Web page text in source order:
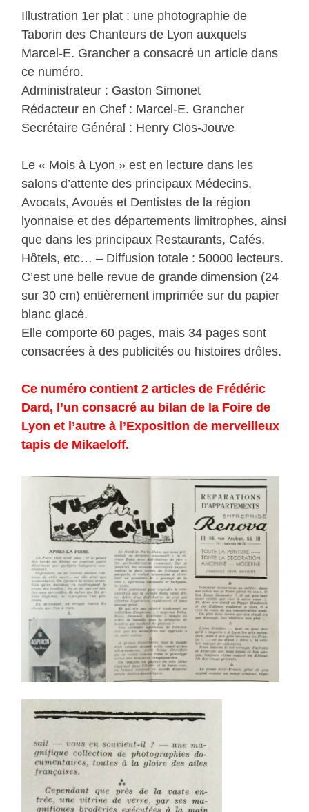
Illustration 1er plat : une photographie de
Taborin des Chanteurs de Lyon auxquels
Marcel-E. Grancher a consacré un article dans
ce numéro.
Administrateur : Gaston Simonet
Rédacteur en Chef : Marcel-E. Grancher
Secrétaire Général : Henry Clos-Jouve
Le « Mois à Lyon » est en lecture dans les
salons d’attente des principaux Médecins,
Avocats, Avoués et Dentistes de la région
lyonnaise et des départements limitrophes, ainsi
que dans les principaux Restaurants, Cafés,
Hôtels, etc… – Diffusion totale : 50000 lecteurs.
C’est une belle revue de grande dimension (24
sur 30 cm) entièrement imprimée sur du papier
blanc glacé.
Elle comporte 60 pages, mais 34 pages sont
consacrées à des publicités ou histoires drôles.
Ce numéro contient 2 articles de Frédéric
Dard, l’un consacré au bilan de la Foire de
Lyon et l’autre à l’Exposition de merveilleux
tapis de Mikaeloff.